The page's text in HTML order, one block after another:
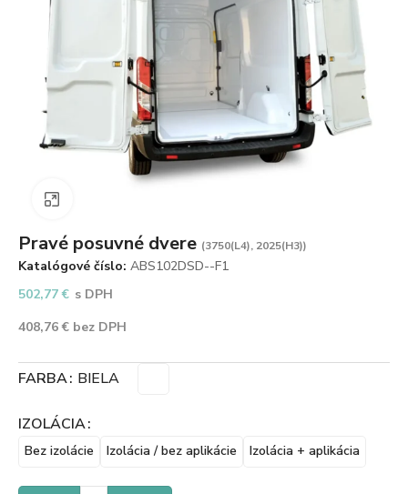
Pravé posuvné dvere (3750(L4), 2025(H3))
Katalógové číslo: ABS102DSD--F1
502,77€ s DPH
408,76€ bez DPH
FARBA BIELA
IZOLÁCIA
Bez izolácie Izolácia / bez aplikácie Izolácia + aplikácia